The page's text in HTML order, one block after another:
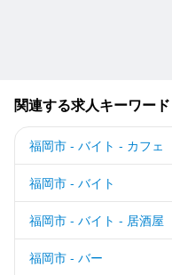
関連する求人キーワード
福岡市 - バイト - カフェ
福岡市 - バイト
福岡市 - バイト - 居酒屋
福岡市 - バー